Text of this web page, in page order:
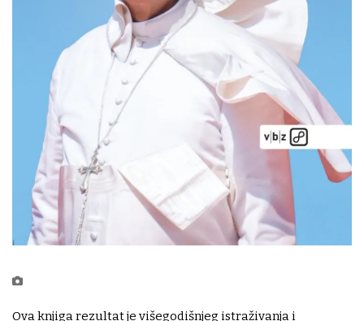
Ova knjiga rezultat je višegodišnjeg istraživanja i